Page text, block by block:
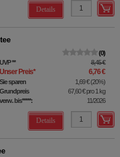
Details
0
UVP** 8,45 €
Unser Preis* 6,76 €
Sie sparen 1,69 €(20%)
Grundpreis
67,60 €pro 1 kg
verw. bis*****:
11/2026
Details